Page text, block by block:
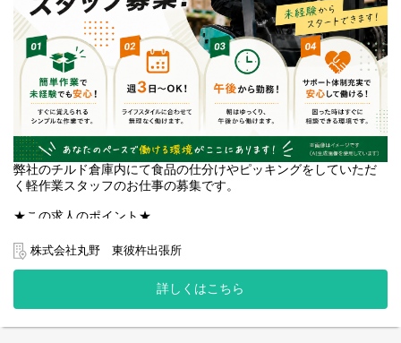
弊社のチルド倉庫内にて食品の仕分けやピッキングをしていただ
く軽作業スタッフのお仕事の募集です。
★この求人のポイント★
・Wワークも歓迎！週3日、1日3時間から勤務可能♪
勤務時間は15時～6時の間でご相談ください◎
・経験不問！どなたでも活躍できます♪
・シンプルな作業内容＆軽量物メインで未経験の方も安心◎
*入社時期、調整いたします！
株式会社丸野 東彼杵出張所
詳しくはこちら